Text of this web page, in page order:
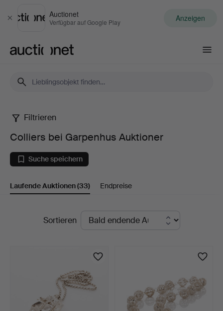
Schließen
Auctionet
Verfügbar auf Google Play Anzeigen
Colliers
bei
Garpenhus
Auktioner
Filtrieren
Colliers bei Garpenhus Auktioner
Suche speichern
Laufende Auktionen(33) Endpreise
LaufendeSortieren